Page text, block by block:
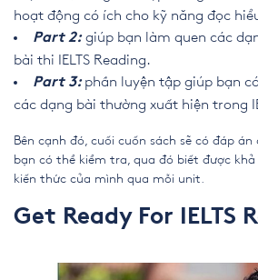
hoạt động có ích cho kỹ năng đọc
Part 2:giúp bạn làm quen các
bài thi IELTS Reading.
Part 3: phần luyện tập giúp bạn
các dạng bài thường xuất hiện trong
Bên cạnh đó, cuối cuốn sách sẽ có đáp
bạn có thể kiểm tra, qua đó biết được
kiến thức của mình qua mỗi unit.
Get Ready For IELTS